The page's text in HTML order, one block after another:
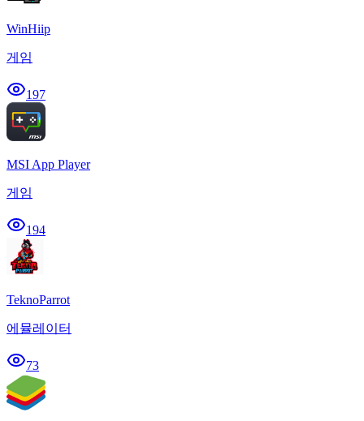
WinHiip
게임
197
MSI App Player
게임
194
TeknoParrot
에뮬레이터
73